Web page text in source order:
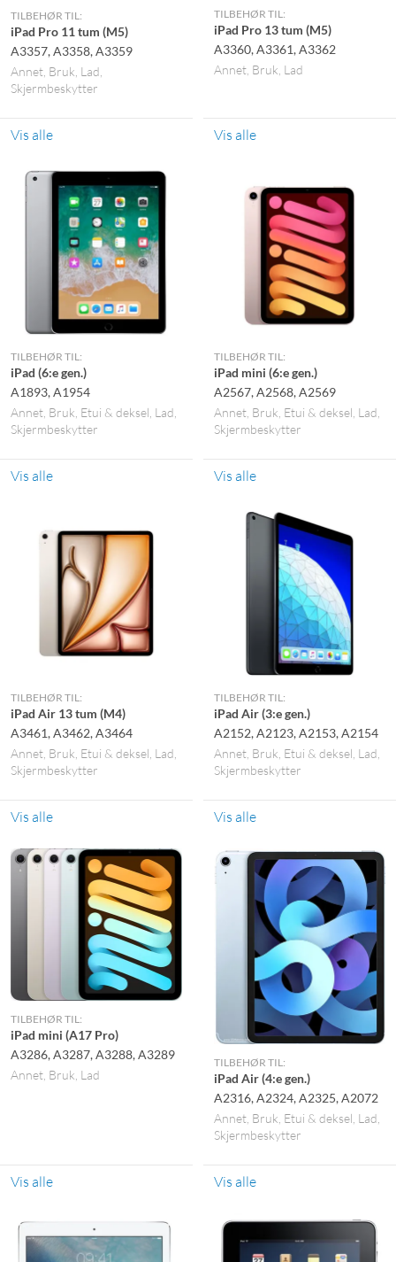
TILBEHØR TIL:
iPad Pro 11 tum (M5)
A3357, A3358, A3359
Annet Bruk Lad
Skjermbeskytter
Vis alle
TILBEHØR TIL:
iPad Pro 13 tum (M5)
A3360, A3361, A3362
Annet Bruk Lad
Vis alle
TILBEHØR TIL:
iPad (6:e gen.)
A1893, A1954
Annet Bruk Etui & deksel Lad
Skjermbeskytter
Vis alle
TILBEHØR TIL:
iPad mini (6:e gen.)
A2567, A2568, A2569
Annet Bruk Etui & deksel Lad
Skjermbeskytter
Vis alle
TILBEHØR TIL:
iPad Air 13 tum (M4)
A3461, A3462, A3464
Annet Bruk Etui & deksel Lad
Skjermbeskytter
Vis alle
TILBEHØR TIL:
iPad Air (3:e gen.)
A2152, A2123, A2153, A2154
Annet Bruk Etui & deksel Lad
Skjermbeskytter
Vis alle
TILBEHØR TIL:
iPad mini (A17 Pro)
A3286, A3287, A3288, A3289
Annet Bruk Lad
Vis alle
TILBEHØR TIL:
iPad Air (4:e gen.)
A2316, A2324, A2325, A2072
Annet Bruk Etui & deksel Lad
Skjermbeskytter
Vis alle